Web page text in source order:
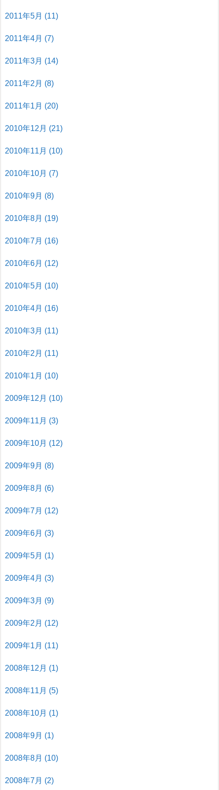
2011年5月 (11)
2011年4月 (7)
2011年3月 (14)
2011年2月 (8)
2011年1月 (20)
2010年12月 (21)
2010年11月 (10)
2010年10月 (7)
2010年9月 (8)
2010年8月 (19)
2010年7月 (16)
2010年6月 (12)
2010年5月 (10)
2010年4月 (16)
2010年3月 (11)
2010年2月 (11)
2010年1月 (10)
2009年12月 (10)
2009年11月 (3)
2009年10月 (12)
2009年9月 (8)
2009年8月 (6)
2009年7月 (12)
2009年6月 (3)
2009年5月 (1)
2009年4月 (3)
2009年3月 (9)
2009年2月 (12)
2009年1月 (11)
2008年12月 (1)
2008年11月 (5)
2008年10月 (1)
2008年9月 (1)
2008年8月 (10)
2008年7月 (2)